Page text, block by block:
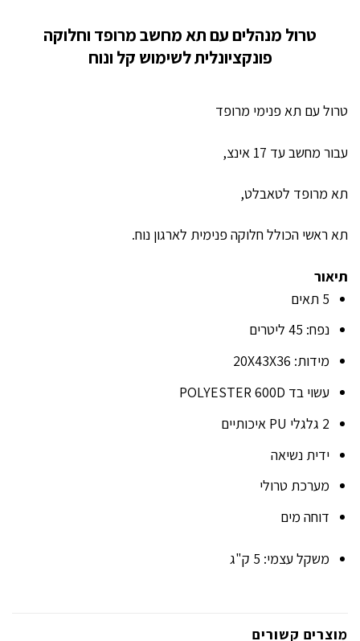
טרול מנהלים עם תא מחשב מרופד וחלוקה
פונקציונלית לשימוש קל ונוח
טרול עם תא פנימי מרופד
עבור מחשב עד 17 אינצ,
תא מרופד לטאבלט,
תא ראשי הכולל חלוקה פנימית לארגון נוח.
תיאור
5 תאים
נפח: 45 ליטרים
מידות: 20X43X36
עשוי בד POLYESTER 600D
2 גלגלי PU איכותיים
ידית נשיאה
מערכת טרולי
דוחה מים
משקל עצמי: 5 ק"ג
מוצרים קשורים